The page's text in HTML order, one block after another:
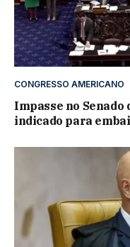
CONGRESSO AMERICANO
Impasse no Senado
indicado para